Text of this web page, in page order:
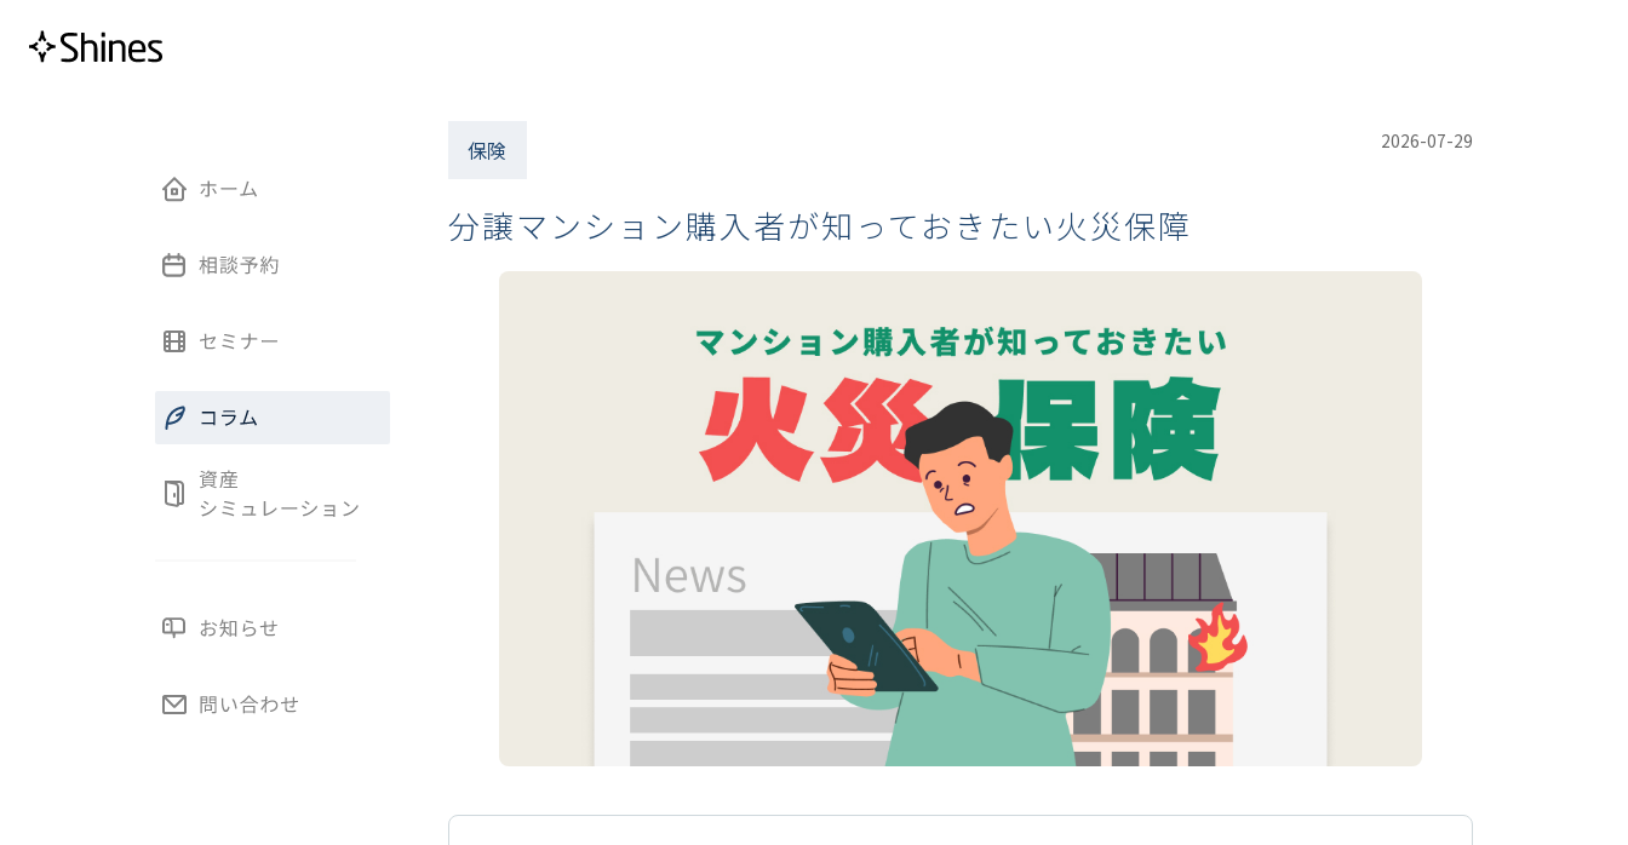
保険 2026-07-29
分譲マンション購入者が知っておきたい火災保障